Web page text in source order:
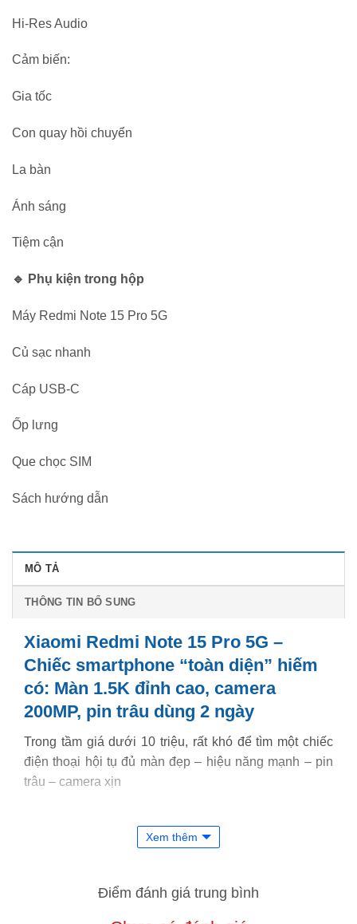
MÔ TẢ
THÔNG TIN BỔ SUNG
Xiaomi Redmi Note 15 Pro 5G –
Chiếc smartphone “toàn diện” hiếm
có: Màn 1.5K đỉnh cao, camera
200MP, pin trâu dùng 2 ngày
Trong tầm giá dưới 10 triệu, rất khó để tìm một chiếc
điện thoại hội tụ đủ màn đẹp – hiệu năng mạnh – pin
trâu – camera xịn
nâng cấp – đáng tiền từng đồng”.
Xem thêm
Điểm đánh giá trung bình
Hi-Res Audio
Cảm biến:
Gia tốc
Con quay hồi chuyển
La bàn
Ánh sáng
Tiệm cận
🔹 Phụ kiện trong hộp
Máy Redmi Note 15 Pro 5G
Củ sạc nhanh
Cáp USB-C
Ốp lưng
Que chọc SIM
Sách hướng dẫn